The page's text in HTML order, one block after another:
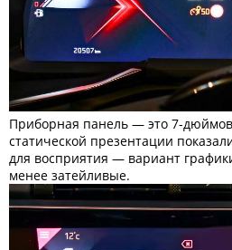
Приборная панель — это 7-
статической презентации
для восприятия — вариант
менее затейливые.